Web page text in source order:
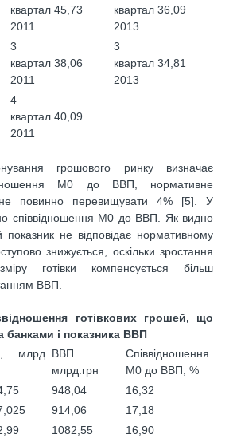
квартал
2011
45,73
квартал
2013
36,09
3
квартал
2011
38,06
3
квартал
2013
34,81
4
квартал
2011
40,09
грошового ринку визначає
М0 до ВВП, нормативне
повинно перевищувати 4% [5]. У
співвідношення М0 до ВВП. Як видно
показник не відповідає нормативному
знижується, оскільки зростання
готівки компенсується більш
ВВП.
готівкових грошей, що
банками і показника ВВП
млрд.
ВВП
млрд.грн
Співвідношення
М0 до ВВП, %
948,04
16,32
914,06
17,18
1082,55
16,90